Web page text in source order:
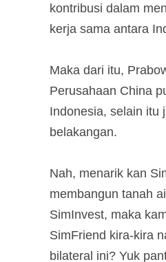
kontribusi dalam
kerja sama antara
Maka dari itu,
Perusahaan China
Indonesia, selain itu
belakangan.
Nah, menarik kan
membangun tanah
SimInvest, maka
SimFriend kira-kira
bilateral ini? Yuk